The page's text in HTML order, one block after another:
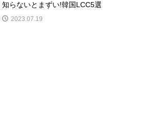
知らないとまずい!韓国LCC5選
2023.07.19